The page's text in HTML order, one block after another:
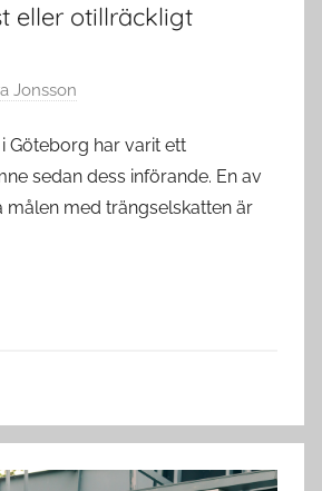
eller otillräckligt
Jonsson
Göteborg har varit ett
sedan dess införande. En av
målen med trängselskatten är